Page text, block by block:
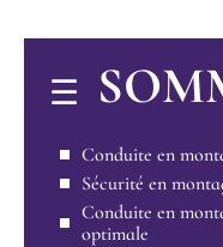
Conduite en
Sécurité en
Conduite en
optimale